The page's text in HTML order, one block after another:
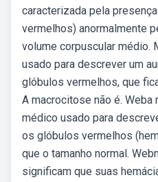
caracterizada pela
vermelhos) anormalmente
volume corpuscular médio.
usado para descrever um
glóbulos vermelhos, que
A macrocitose não é.
médico usado para
os glóbulos vermelhos
que o tamanho normal.
significam que suas